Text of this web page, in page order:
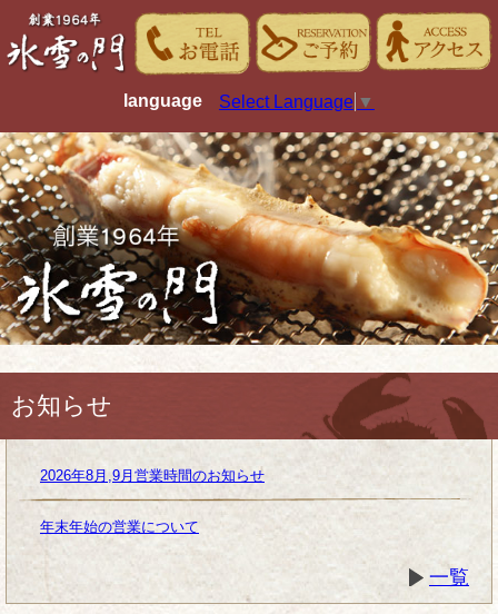
language Select Language ▼
お知らせ
2026年8月,9月営業時間のお知らせ
年末年始の営業について
一覧